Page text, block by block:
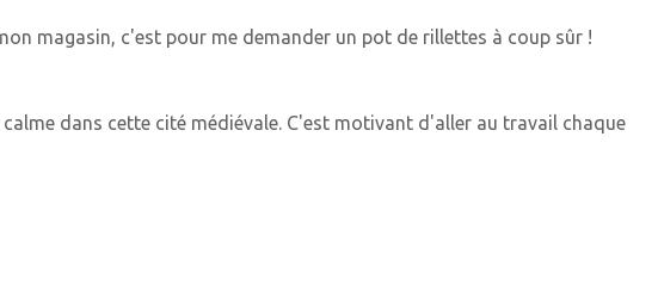
magasin, c'est pour me demander un pot de rillettes à coup sûr !
dans cette cité médiévale. C'est motivant d'aller au travail chaque